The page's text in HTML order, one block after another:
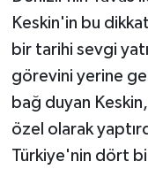
Keskin'in bu
bir tarihi sevgi
görevini yerine
bağ duyan
özel olarak
Türkiye'nin dört bir